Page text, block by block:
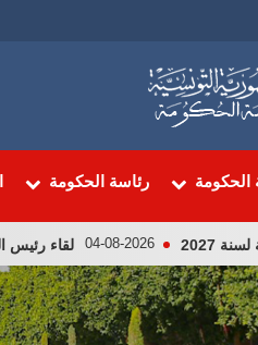
الحكومة رئاسة الحكومة
04-08-2026 لقاء رئيس